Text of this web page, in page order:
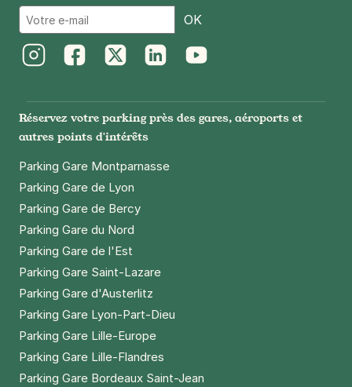
OK
Réservez votre parking près des gares, aéroports et
autres points d'intérêts
Parking Gare Montparnasse
Parking Gare de Lyon
Parking Gare de Bercy
Parking Gare du Nord
Parking Gare de l'Est
Parking Gare Saint-Lazare
Parking Gare d'Austerlitz
Parking Gare Lyon-Part-Dieu
Parking Gare Lille-Europe
Parking Gare Lille-Flandres
Parking Gare Bordeaux Saint-Jean